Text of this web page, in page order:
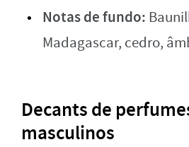
Notas de fundo:
Madagascar, cedro,
Decants de
masculinos